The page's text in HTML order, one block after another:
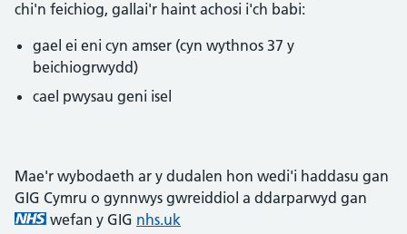
chi'n feichiog, gallai'r haint achosi i'ch babi:
gael ei eni cyn amser (cyn wythnos 37 y
beichiogrwydd)
cael pwysau geni isel
Mae'r wybodaeth ar y dudalen hon wedi'i haddasu gan
GIG Cymru o gynnwys gwreiddiol a ddarparwyd gan
wefan y GIG nhs.uk